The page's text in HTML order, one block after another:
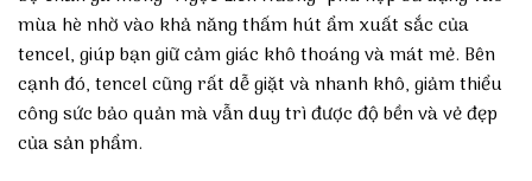
mùa hè nhờ vào khả năng thấm hút ẩm xuất sắc của
tencel, giúp bạn giữ cảm giác khô thoáng và mát mẻ. Bên
cạnh đó, tencel cũng rất dễ giặt và nhanh khô, giảm thiểu
công sức bảo quản mà vẫn duy trì được độ bền và vẻ đẹp
của sản phẩm.